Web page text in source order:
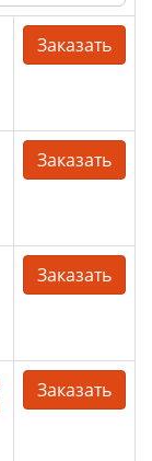
Заказать
Заказать
Заказать
Заказать